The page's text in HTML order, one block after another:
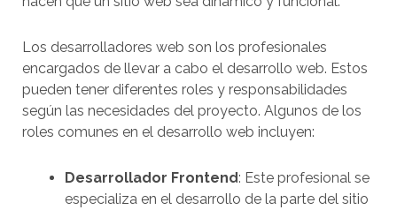
Los desarrolladores web son los profesionales
encargados de llevar a cabo el desarrollo web. Estos
pueden tener diferentes roles y responsabilidades
según las necesidades del proyecto. Algunos de los
roles comunes en el desarrollo web incluyen:
Desarrollador Frontend: Este profesional se
especializa en el desarrollo de la parte del sitio